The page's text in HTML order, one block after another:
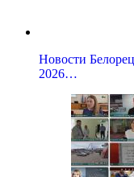
Новости
2026…